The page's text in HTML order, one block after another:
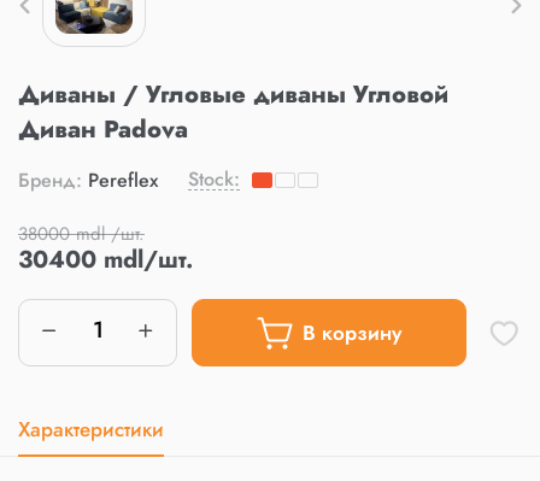
Диваны / Угловые диваны Угловой
Диван Padova
Бренд: Pereflex Stock:
38000 mdl /шт.
30400 mdl/шт.
В корзину
Характеристики